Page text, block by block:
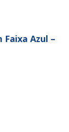
Azul –